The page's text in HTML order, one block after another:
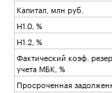
Капитал, млн руб.
Н1.0, %
Н1.2, %
Фактический коэф.
учета МБК, %
Просроченная